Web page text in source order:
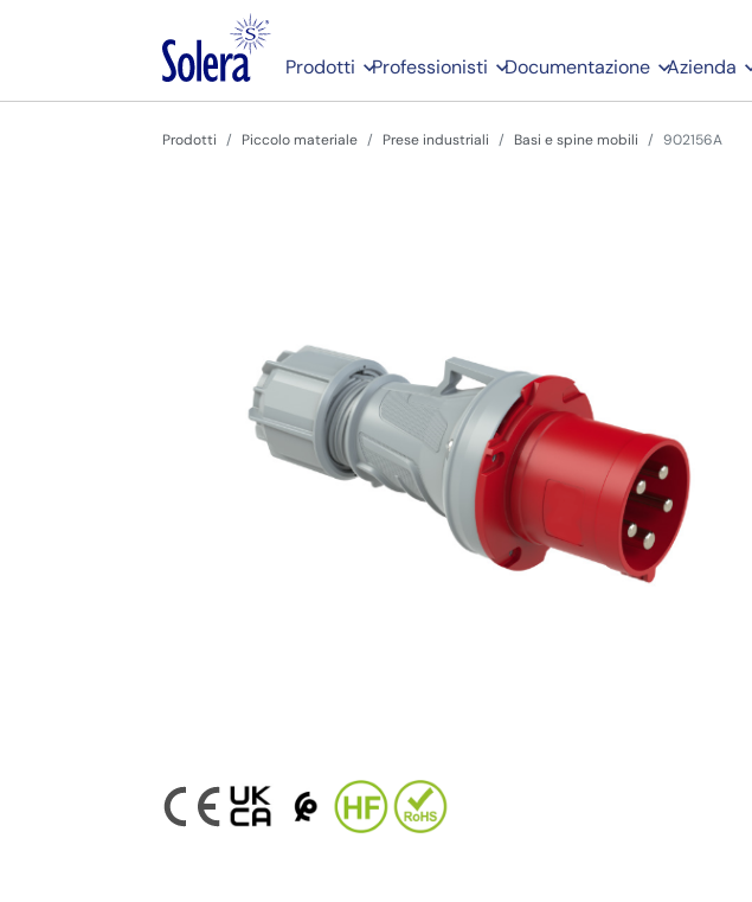
Prodotti Professionisti Documentazione Azienda
Prodotti Piccolo materiale Prese industriali Basi e spine mobili 902156A